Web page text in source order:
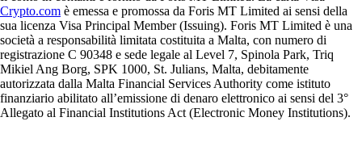
Crypto.com è emessa e promossa da Foris MT Limited ai sensi della
sua licenza Visa Principal Member (Issuing). Foris MT Limited è una
società a responsabilità limitata costituita a Malta, con numero di
registrazione C 90348 e sede legale al Level 7, Spinola Park, Triq
Mikiel Ang Borg, SPK 1000, St. Julians, Malta, debitamente
autorizzata dalla Malta Financial Services Authority come istituto
finanziario abilitato all’emissione di denaro elettronico ai sensi del 3°
Allegato al Financial Institutions Act (Electronic Money Institutions).